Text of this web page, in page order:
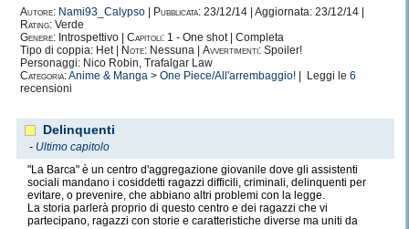
Autore: Nami93_Calypso Pubblicata: 23/12/14 | Aggiornata: 23/12/14 |
Rating: Verde
Genere: Introspettivo | Capitoli: 1 - One shot | Completa
Tipo di coppia: Het |
Note: Nessuna | Avvertimenti: Spoiler!
Personaggi: Nico Robin, Trafalgar Law
Categoria:Anime & Manga > One Piece/All'arrembaggio! | Leggi le 6
recensioni
Delinquenti
- Ultimo capitolo
"La Barca" è un centro d'aggregazione giovanile dove gli assistenti
sociali mandano i cosiddetti ragazzi difficili, criminali, delinquenti per
evitare, o prevenire, che abbiano altri problemi con la legge.
La storia parlerà proprio di questo centro e dei ragazzi che vi
partecipano, ragazzi con storie e caratteristiche diverse ma uniti da